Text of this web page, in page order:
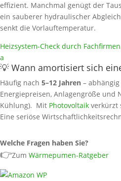
effizient. Manchmal genügt der
ein sauberer hydraulischer
senkt die Vorlauftemperatur.
Heizsystem‑Check durch Fachfirmen
a
💡 Wann amortisiert sich
Häufig nach 5–12 Jahren –
Energiepreisen, Anlagengröße und
Kühlung). Mit Photovoltaik verkürzt
Eine seriöse
Welche Fragen haben Sie?
👉Zum Wärmepumen-Ratgeber